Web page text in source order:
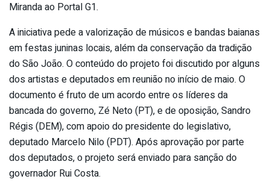
Miranda ao Portal G1.
A iniciativa pede a valorização de músicos e bandas baianas
em festas juninas locais, além da conservação da tradição
do São João. O conteúdo do projeto foi discutido por alguns
dos artistas e deputados em reunião no início de maio. O
documento é fruto de um acordo entre os líderes da
bancada do governo, Zé Neto (PT), e de oposição, Sandro
Régis (DEM), com apoio do presidente do legislativo,
deputado Marcelo Nilo (PDT). Após aprovação por parte
dos deputados, o projeto será enviado para sanção do
governador Rui Costa.